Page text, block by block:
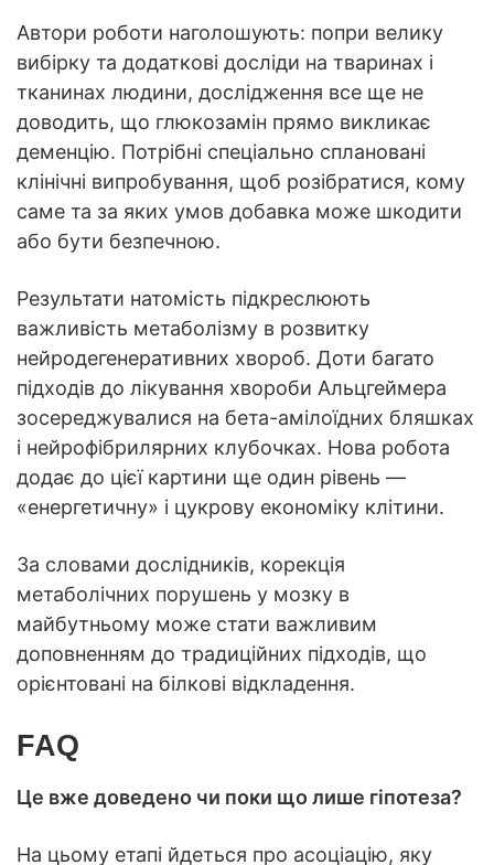
Автори роботи наголошують: попри велику
вибірку та додаткові досліди на тваринах і
тканинах людини, дослідження все ще не
доводить, що глюкозамін прямо викликає
деменцію. Потрібні спеціально сплановані
клінічні випробування, щоб розібратися, кому
саме та за яких умов добавка може шкодити
або бути безпечною.
Результати натомість підкреслюють
важливість метаболізму в розвитку
нейродегенеративних хвороб. Доти багато
підходів до лікування хвороби Альцгеймера
зосереджувалися на бета-амілоїдних бляшках
і нейрофібрилярних клубочках. Нова робота
додає до цієї картини ще один рівень —
«енергетичну» і цукрову економіку клітини.
За словами дослідників, корекція
метаболічних порушень у мозку в
майбутньому може стати важливим
доповненням до традиційних підходів, що
орієнтовані на білкові відкладення.
FAQ
Це вже доведено чи поки що лише гіпотеза?
На цьому етапі йдеться про асоціацію, яку